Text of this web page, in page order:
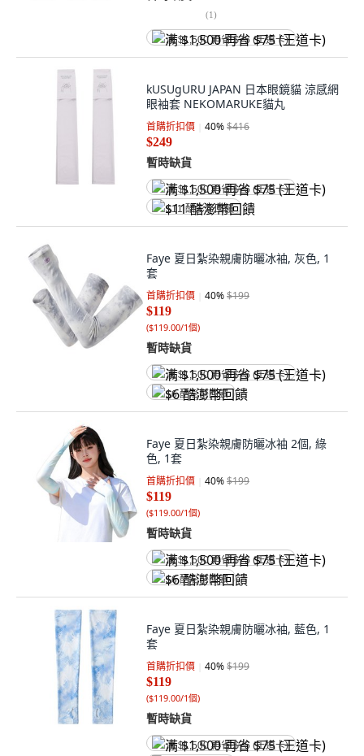
(1)
满 $1,500 再省 $75 (王道卡)
kUSUgURU JAPAN 日本眼鏡貓 涼感網
眼袖套 NEKOMARUKE貓丸
首購折扣價 40%$416
$249
暫時缺貨
满 $1,500 再省 $75 (王道卡)
$11 酷澎幣回饋
Faye 夏日紮染親膚防曬冰袖, 灰色, 1
套
首購折扣價 40%$199
$119
($119.00/1個)
暫時缺貨
满 $1,500 再省 $75 (王道卡)
$6 酷澎幣回饋
Faye 夏日紮染親膚防曬冰袖 2個, 綠
色, 1套
首購折扣價 40%$199
$119
($119.00/1個)
暫時缺貨
满 $1,500 再省 $75 (王道卡)
$6 酷澎幣回饋
Faye 夏日紮染親膚防曬冰袖, 藍色, 1
套
首購折扣價 40%$199
$119
($119.00/1個)
暫時缺貨
满 $1,500 再省 $75 (王道卡)